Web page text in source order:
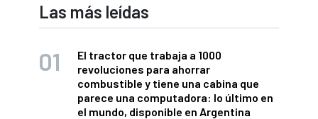
Las más leídas
El tractor que trabaja a 1000
revoluciones para ahorrar
combustible y tiene una cabina que
parece una computadora: lo último en
el mundo, disponible en Argentina